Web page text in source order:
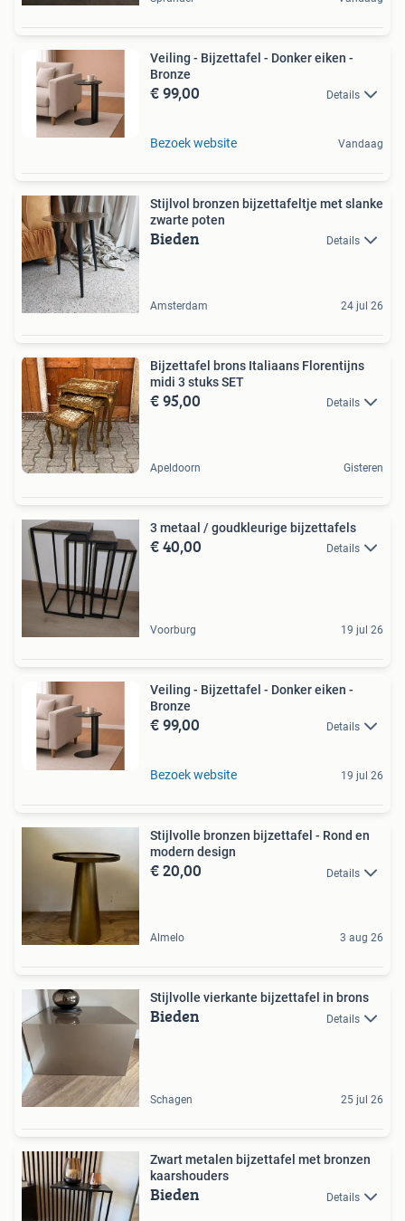
Veiling - Bijzettafel - Donker eiken -
Bronze
€ 99,00 Details
Bezoek website Vandaag
Stijlvol bronzen bijzettafeltje met slanke
zwarte poten
Bieden Details
Amsterdam 24 jul 26
Bijzettafel brons Italiaans Florentijns
midi 3 stuks SET
€ 95,00 Details
Apeldoorn Gisteren
3 metaal / goudkleurige bijzettafels
€ 40,00 Details
Voorburg 19 jul 26
Veiling - Bijzettafel - Donker eiken -
Bronze
€ 99,00 Details
Bezoek website 19 jul 26
Stijlvolle bronzen bijzettafel - Rond en
modern design
€ 20,00 Details
Almelo 3 aug 26
Stijlvolle vierkante bijzettafel in brons
Bieden Details
Schagen 25 jul 26
Zwart metalen bijzettafel met bronzen
kaarshouders
Bieden Details